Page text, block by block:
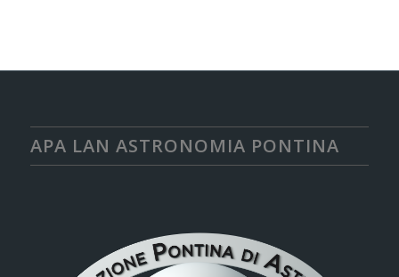
APA LAN ASTRONOMIA PONTINA